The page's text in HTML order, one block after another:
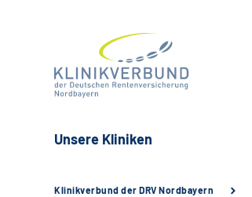
Unsere Kliniken
Klinikverbund der DRV Nordbayern